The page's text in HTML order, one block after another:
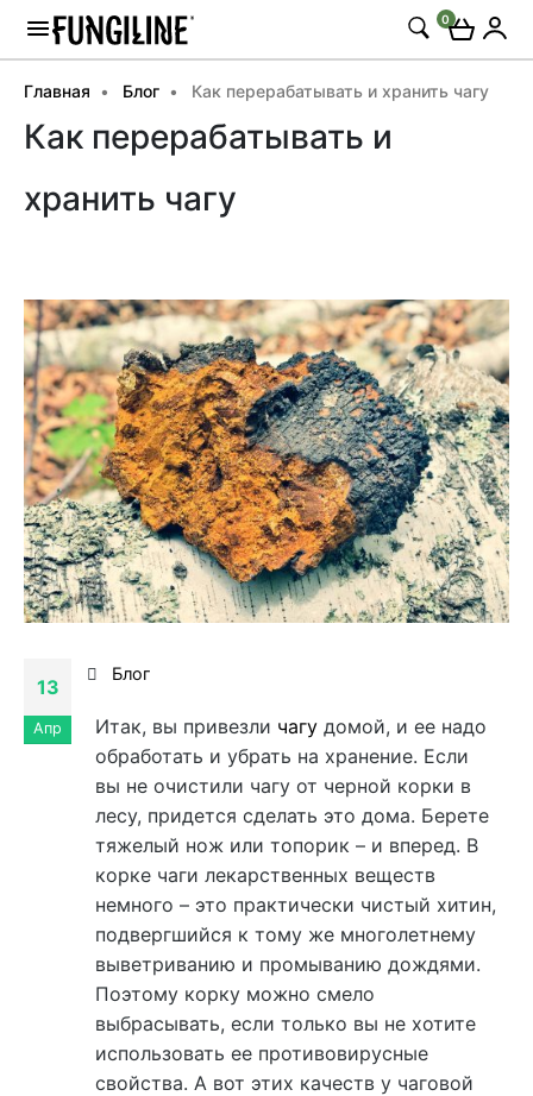
0
Главная Блог Как перерабатывать и хранить чагу
Как перерабатывать и
хранить чагу
13
Апр
Блог
Итак, вы привезли чагу домой, и ее надо
обработать и убрать на хранение. Если
вы не очистили чагу от черной корки в
лесу, придется сделать это дома. Берете
тяжелый нож или топорик – и вперед. В
корке чаги лекарственных веществ
немного – это практически чистый хитин,
подвергшийся к тому же многолетнему
выветриванию и промыванию дождями.
Поэтому корку можно смело
выбрасывать, если только вы не хотите
использовать ее противовирусные
свойства. А вот этих качеств у чаговой